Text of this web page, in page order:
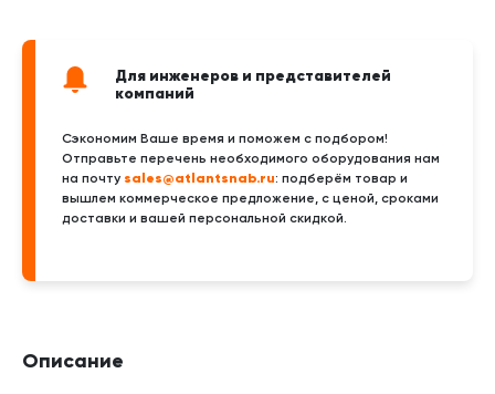
Для инженеров и представителей
компаний
Сэкономим Ваше время и поможем с подбором!
Отправьте перечень необходимого оборудования нам
на почту sales@atlantsnab.ru: подберём товар и
вышлем коммерческое предложение, с ценой, сроками
доставки и вашей персональной скидкой.
Описание